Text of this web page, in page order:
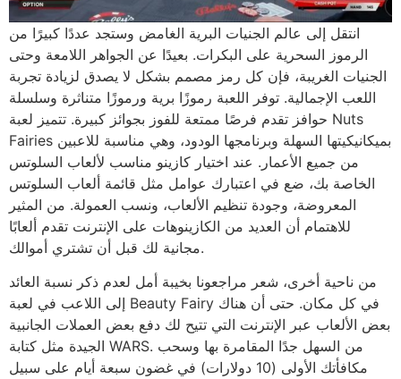
انتقل إلى عالم الجنيات البرية الغامض وستجد عددًا كبيرًا من
الرموز السحرية على البكرات. بعيدًا عن الجواهر اللامعة وحتى
الجنيات الغريبة، فإن كل رمز مصمم بشكل لا يصدق لزيادة تجربة
اللعب الإجمالية. توفر اللعبة رموزًا برية ورموزًا متناثرة وسلسلة
حوافز تقدم فرصًا ممتعة للفوز بجوائز كبيرة. تتميز لعبة Nuts
Fairies بميكانيكيتها السهلة وبرنامجها الودود، وهي مناسبة للاعبين
من جميع الأعمار. عند اختيار كازينو مناسب لألعاب السلوتس
الخاصة بك، ضع في اعتبارك عوامل مثل قائمة ألعاب السلوتس
المعروضة، وجودة تنظيم الألعاب، ونسب العمولة. من المثير
للاهتمام أن العديد من الكازينوهات على الإنترنت تقدم ألعابًا
مجانية لك قبل أن تشتري أموالك.
من ناحية أخرى، شعر مراجعونا بخيبة أمل لعدم ذكر نسبة العائد
إلى اللاعب في لعبة Beauty Fairy في كل مكان. حتى أن هناك
بعض الألعاب عبر الإنترنت التي تتيح لك دفع بعض العملات الجانبية
الجيدة مثل كتابة WARS. من السهل جدًا المقامرة بها وسحب
مكافأتك الأولى (10 دولارات) في غضون سبعة أيام على سبيل